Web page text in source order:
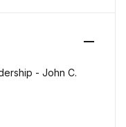
- John C.